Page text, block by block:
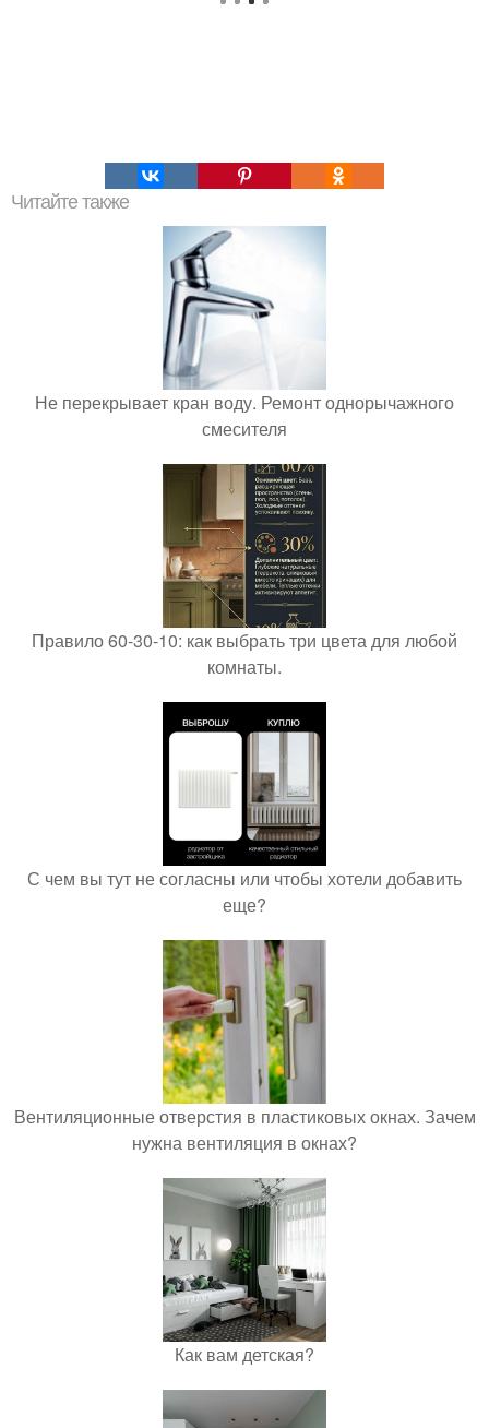
Читайте также
Не перекрывает кран воду. Ремонт однорычажного
смесителя
Правило 60-30-10: как выбрать три цвета для любой
комнаты.
С чем вы тут не согласны или чтобы хотели добавить
еще?
Вентиляционные отверстия в пластиковых окнах. Зачем
нужна вентиляция в окнах?
Как вам детская?